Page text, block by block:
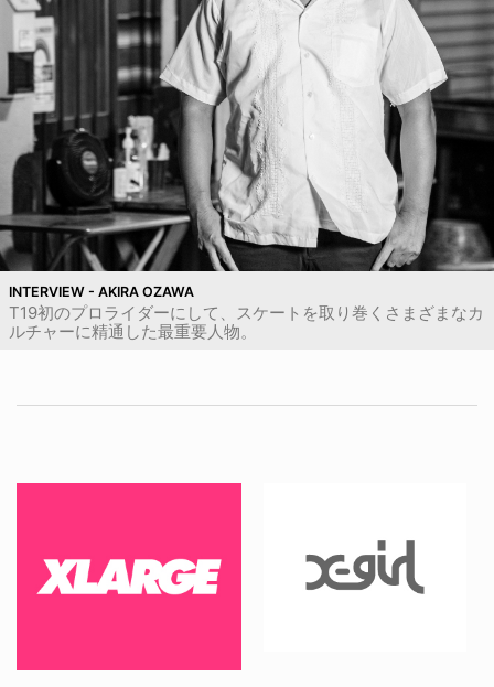
INTERVIEW - AKIRA OZAWA
T19初のプロライダーにして、スケートを取り巻くさまざまなカ
ルチャーに精通した最重要人物。